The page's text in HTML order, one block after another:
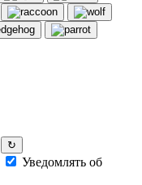
↻
Уведомлять об